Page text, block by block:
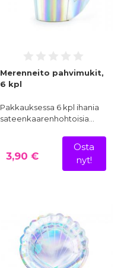
Merenneito pahvimukit,
6 kpl
Pakkauksessa 6 kpl ihania
sateenkaarenhohtoisia…
3,90 €
Osta
nyt!